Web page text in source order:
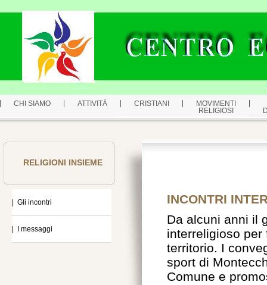
CHI SIAMO ATTIVITÁ CRISTIANI
MOVIMENTI
RELIGIOSI
RELIGIONI INSIEME
| Gli incontri
| I messaggi
INCONTRI
Da alcuni anni il
interreligioso
territorio. I
sport di
Comune e